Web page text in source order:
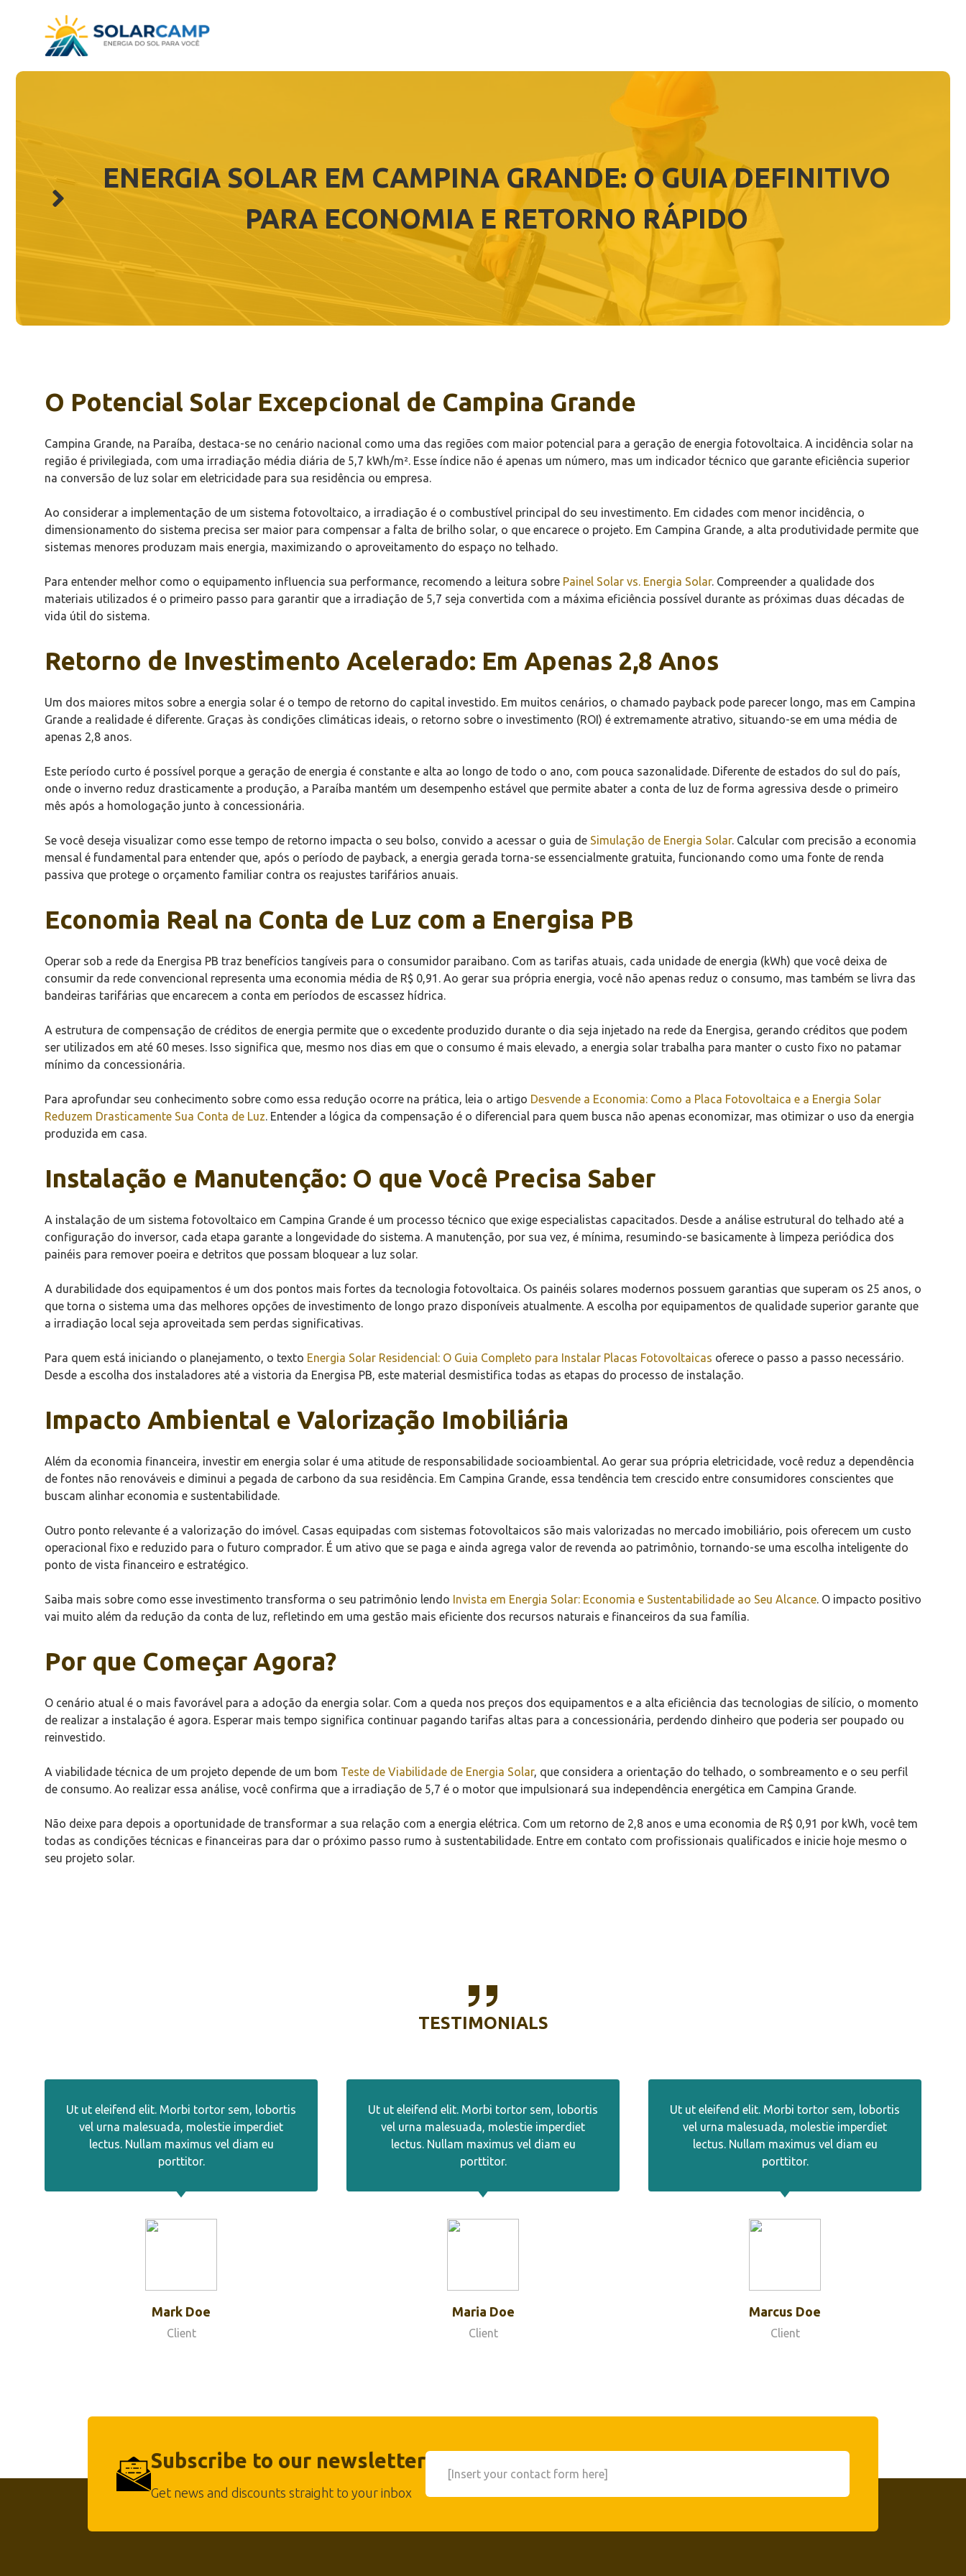
conteúdo
ENERGIA SOLAR EM CAMPINA GRANDE: O GUIA DEFINITIVO
PARA ECONOMIA E RETORNO RÁPIDO
O Potencial Solar Excepcional de Campina Grande
Campina Grande, na Paraíba, destaca-se no cenário nacional como uma das regiões com maior potencial para a geração de energia fotovoltaica. A incidência solar na
região é privilegiada, com uma irradiação média diária de 5,7 kWh/m². Esse índice não é apenas um número, mas um indicador técnico que garante eficiência superior
na conversão de luz solar em eletricidade para sua residência ou empresa.
Ao considerar a implementação de um sistema fotovoltaico, a irradiação é o combustível principal do seu investimento. Em cidades com menor incidência, o
dimensionamento do sistema precisa ser maior para compensar a falta de brilho solar, o que encarece o projeto. Em Campina Grande, a alta produtividade permite que
sistemas menores produzam mais energia, maximizando o aproveitamento do espaço no telhado.
Para entender melhor como o equipamento influencia sua performance, recomendo a leitura sobre Painel Solar vs. Energia Solar. Compreender a qualidade dos
materiais utilizados é o primeiro passo para garantir que a irradiação de 5,7 seja convertida com a máxima eficiência possível durante as próximas duas décadas de
vida útil do sistema.
Retorno de Investimento Acelerado: Em Apenas 2,8 Anos
Um dos maiores mitos sobre a energia solar é o tempo de retorno do capital investido. Em muitos cenários, o chamado payback pode parecer longo, mas em Campina
Grande a realidade é diferente. Graças às condições climáticas ideais, o retorno sobre o investimento (ROI) é extremamente atrativo, situando-se em uma média de
apenas 2,8 anos.
Este período curto é possível porque a geração de energia é constante e alta ao longo de todo o ano, com pouca sazonalidade. Diferente de estados do sul do país,
onde o inverno reduz drasticamente a produção, a Paraíba mantém um desempenho estável que permite abater a conta de luz de forma agressiva desde o primeiro
mês após a homologação junto à concessionária.
Se você deseja visualizar como esse tempo de retorno impacta o seu bolso, convido a acessar o guia de Simulação de Energia Solar. Calcular com precisão a economia
mensal é fundamental para entender que, após o período de payback, a energia gerada torna-se essencialmente gratuita, funcionando como uma fonte de renda
passiva que protege o orçamento familiar contra os reajustes tarifários anuais.
Economia Real na Conta de Luz com a Energisa PB
Operar sob a rede da Energisa PB traz benefícios tangíveis para o consumidor paraibano. Com as tarifas atuais, cada unidade de energia (kWh) que você deixa de
consumir da rede convencional representa uma economia média de R$ 0,91. Ao gerar sua própria energia, você não apenas reduz o consumo, mas também se livra das
bandeiras tarifárias que encarecem a conta em períodos de escassez hídrica.
A estrutura de compensação de créditos de energia permite que o excedente produzido durante o dia seja injetado na rede da Energisa, gerando créditos que podem
ser utilizados em até 60 meses. Isso significa que, mesmo nos dias em que o consumo é mais elevado, a energia solar trabalha para manter o custo fixo no patamar
mínimo da concessionária.
Para aprofundar seu conhecimento sobre como essa redução ocorre na prática, leia o artigo Desvende a Economia: Como a Placa Fotovoltaica e a Energia Solar
Reduzem Drasticamente Sua Conta de Luz . Entender a lógica da compensação é o diferencial para quem busca não apenas economizar, mas otimizar o uso da energia
produzida em casa.
Instalação e Manutenção: O que Você Precisa Saber
A instalação de um sistema fotovoltaico em Campina Grande é um processo técnico que exige especialistas capacitados. Desde a análise estrutural do telhado até a
configuração do inversor, cada etapa garante a longevidade do sistema. A manutenção, por sua vez, é mínima, resumindo-se basicamente à limpeza periódica dos
painéis para remover poeira e detritos que possam bloquear a luz solar.
A durabilidade dos equipamentos é um dos pontos mais fortes da tecnologia fotovoltaica. Os painéis solares modernos possuem garantias que superam os 25 anos, o
que torna o sistema uma das melhores opções de investimento de longo prazo disponíveis atualmente. A escolha por equipamentos de qualidade superior garante que
a irradiação local seja aproveitada sem perdas significativas.
Para quem está iniciando o planejamento, o texto Energia Solar Residencial: O Guia Completo para Instalar Placas Fotovoltaicas oferece o passo a passo necessário.
Desde a escolha dos instaladores até a vistoria da Energisa PB, este material desmistifica todas as etapas do processo de instalação.
Impacto Ambiental e Valorização Imobiliária
Além da economia financeira, investir em energia solar é uma atitude de responsabilidade socioambiental. Ao gerar sua própria eletricidade, você reduz a dependência
de fontes não renováveis e diminui a pegada de carbono da sua residência. Em Campina Grande, essa tendência tem crescido entre consumidores conscientes que
buscam alinhar economia e sustentabilidade.
Outro ponto relevante é a valorização do imóvel. Casas equipadas com sistemas fotovoltaicos são mais valorizadas no mercado imobiliário, pois oferecem um custo
operacional fixo e reduzido para o futuro comprador. É um ativo que se paga e ainda agrega valor de revenda ao patrimônio, tornando-se uma escolha inteligente do
ponto de vista financeiro e estratégico.
Saiba mais sobre como esse investimento transforma o seu patrimônio lendo Invista em Energia Solar: Economia e Sustentabilidade ao Seu Alcance . O impacto positivo
vai muito além da redução da conta de luz, refletindo em uma gestão mais eficiente dos recursos naturais e financeiros da sua família.
Por que Começar Agora?
O cenário atual é o mais favorável para a adoção da energia solar. Com a queda nos preços dos equipamentos e a alta eficiência das tecnologias de silício, o momento
de realizar a instalação é agora. Esperar mais tempo significa continuar pagando tarifas altas para a concessionária, perdendo dinheiro que poderia ser poupado ou
reinvestido.
A viabilidade técnica de um projeto depende de um bom Teste de Viabilidade de Energia Solar, que considera a orientação do telhado, o sombreamento e o seu perfil
de consumo. Ao realizar essa análise, você confirma que a irradiação de 5,7 é o motor que impulsionará sua independência energética em Campina Grande.
Não deixe para depois a oportunidade de transformar a sua relação com a energia elétrica. Com um retorno de 2,8 anos e uma economia de R$ 0,91 por kWh, você tem
todas as condições técnicas e financeiras para dar o próximo passo rumo à sustentabilidade. Entre em contato com profissionais qualificados e inicie hoje mesmo o
seu projeto solar.
TESTIMONIALS
Ut ut eleifend elit. Morbi tortor sem, lobortis
vel urna malesuada, molestie imperdiet
lectus. Nullam maximus vel diam eu
porttitor.
Mark Doe
Client
Ut ut eleifend elit. Morbi tortor sem, lobortis
vel urna malesuada, molestie imperdiet
lectus. Nullam maximus vel diam eu
porttitor.
Maria Doe
Client
Ut ut eleifend elit. Morbi tortor sem, lobortis
vel urna malesuada, molestie imperdiet
lectus. Nullam maximus vel diam eu
porttitor.
Marcus Doe
Client
Subscribe to our newsletter
Get news and discounts straight to your inbox
[Insert your contact form here]